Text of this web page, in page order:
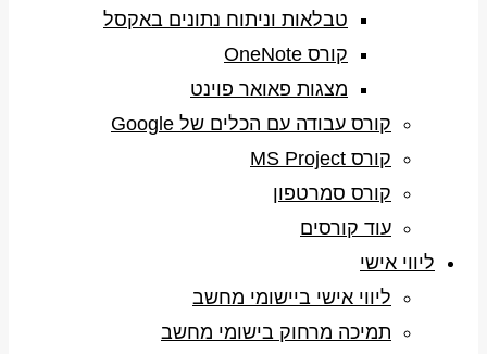
טבלאות וניתוח נתונים באקסל
קורס OneNote
מצגות פאואר פוינט
קורס עבודה עם הכלים של Google
קורס MS Project
קורס סמרטפון
עוד קורסים
ליווי אישי
ליווי אישי ביישומי מחשב
תמיכה מרחוק בישומי מחשב